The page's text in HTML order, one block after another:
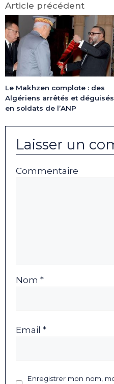
Article précédent
Le Makhzen complote : des
Algériens arrêtés et déguisés
en soldats de l’ANP
Laisser un
Commentaire
Nom *
Email *
Enregistrer mon nom,